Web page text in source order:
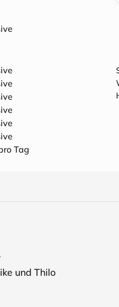
Tag
und Thilo